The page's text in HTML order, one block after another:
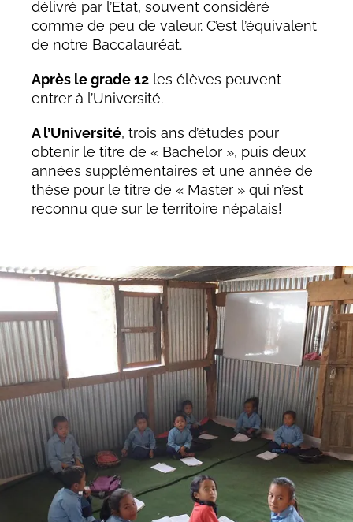
délivré par l’Etat, souvent considéré
comme de peu de valeur. C’est l’équivalent
de notre Baccalauréat.
Après le grade 12 les élèves peuvent
entrer à l’Université.
A l’Université, trois ans d’études pour
obtenir le titre de « Bachelor », puis deux
années supplémentaires et une année de
thèse pour le titre de « Master » qui n’est
reconnu que sur le territoire népalais!